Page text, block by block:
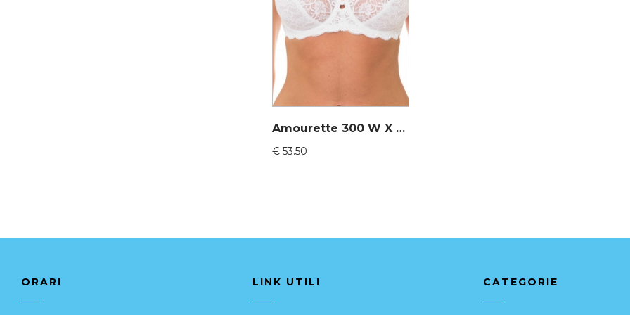
Amourette 300 W X – BIANCO – Reggiseno Triumph
€ 53.50
ORARI LINK UTILI CATEGORIE